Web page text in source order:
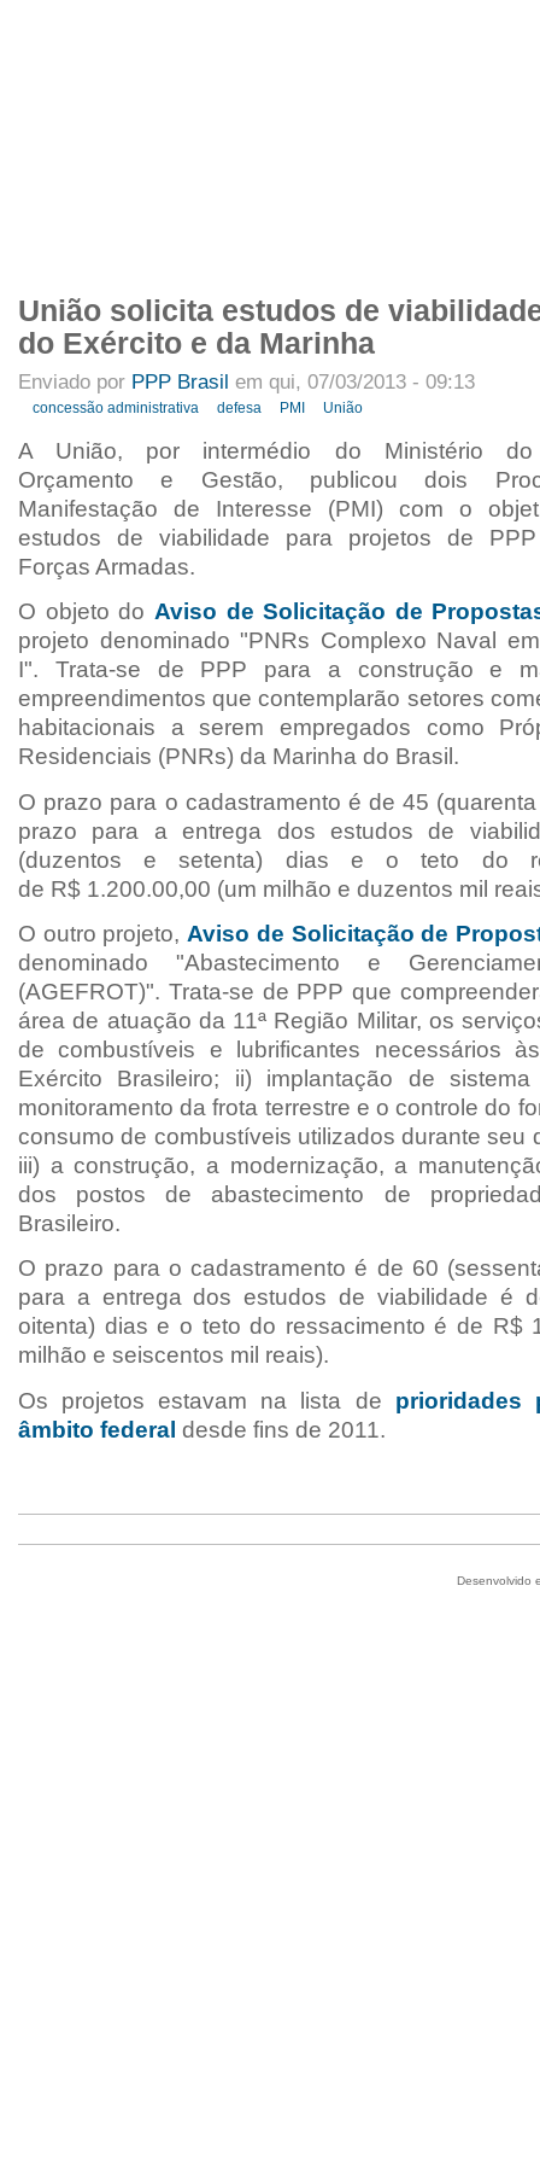
União solicita estudos de
do Exército e da Marinha
Enviado por PPP Brasil em qui, 07/03/2013 - 09:13
concessão administrativa defesa PMI União
A União, por intermédio do Ministério do
Orçamento e Gestão, publicou dois
Manifestação de Interesse (PMI) com o
estudos de viabilidade para projetos de
Forças Armadas.
O objeto do Aviso de Solicitação de
projeto denominado "PNRs Complexo Naval e
I". Trata-se de PPP para a construção e
empreendimentosque contemplarão setores
habitacionais a serem empregados como
Residenciais (PNRs) da Marinha do Brasil.
O prazo para o cadastramento é de 45
prazo para a entrega dos estudos de
(duzentos e setenta) dias e o teto do
de R$ 1.200.00,00 (um milhão e duzentos mil
O outro projeto, Aviso de Solicitação de
denominado "Abastecimento e
(AGEFROT)". Trata-se de PPP que
área de atuação da 11ª Região Militar, os
de combustíveis e lubrificantes necessários
Exército Brasileiro; ii) implantação de
monitoramento dafrota terrestre e o controle do
consumo de combustíveis utilizados durante seu
iii) a construção, a modernização, a
dos postos de abastecimento de
Brasileiro.
O prazo para o cadastramento é de 60
para a entrega dos estudos de viabilidade é
oitenta) dias e o teto do ressacimento é de R$
milhão e seiscentos mil reais).
Os projetos estavam na lista de prioridades
âmbito federal desde fins de 2011.
Desenvolvido